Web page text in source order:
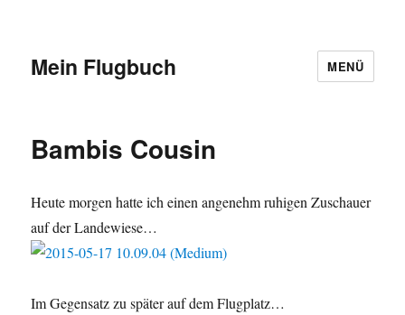
Mein Flugbuch MENÜ
Bambis Cousin
Heute morgen hatte ich einen angenehm ruhigen Zuschauer
auf der Landewiese…
Im Gegensatz zu später auf dem Flugplatz…